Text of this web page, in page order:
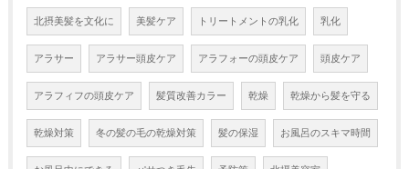
北摂美髪を文化に 美髪ケア トリートメントの乳化 乳化
アラサー アラサー頭皮ケア アラフォーの頭皮ケア 頭皮ケア
アラフィフの頭皮ケア 髪質改善カラー 乾燥 乾燥から髪を守る
乾燥対策 冬の髪の毛の乾燥対策 髪の保湿 お風呂のスキマ時間